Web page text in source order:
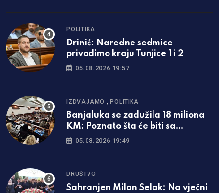
POLITIKA
Drinić: Naredne sedmice
privodimo kraju Tunjice 1 i 2
05.08.2026 19:57
IZDVAJAMO ,POLITIKA
Banjaluka se zadužila 18 miliona
KM: Poznato šta će biti sa
naplatom parkinga
05.08.2026 19:49
DRUŠTVO
Sahranjen Milan Selak: Na vječni